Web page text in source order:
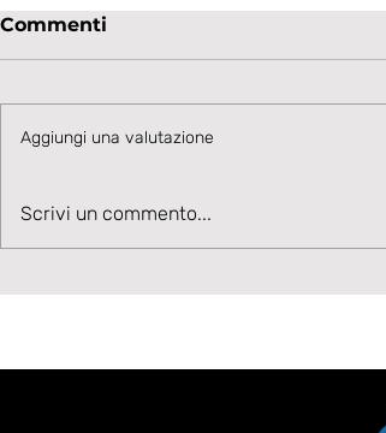
La Lavagnese 1919 punta
Commenti
Aggiungi una valutazione
Scrivi un commento...